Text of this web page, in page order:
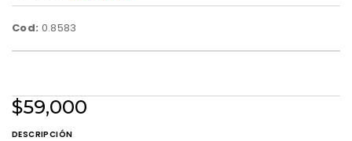
Cod: 0.8583
$59,000
DESCRIPCIÓN